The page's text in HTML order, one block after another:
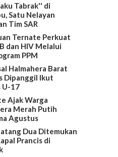
Tabrak'' di
Satu Nelayan
Tim SAR
Ternate Perkuat
dan HIV Melalui
PPM
Halmahera Barat
Dipanggil Ikut
U-17
Ajak Warga
Merah Putih
Agustus
Dua Ditemukan
Prancis di